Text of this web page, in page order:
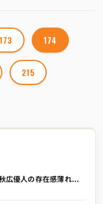
173 174
215
秋広優人の存在感薄れ...